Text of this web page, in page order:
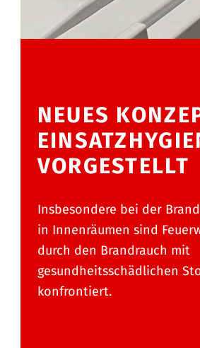
NEUES
VORGESTELLT
Insbesondere bei der
in Innenräumen sind
durch den Brandrauch mit
gesundheitsschädlichen
konfrontiert.